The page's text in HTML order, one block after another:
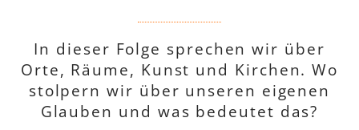
In dieser Folge sprechen wir über
Orte, Räume, Kunst und Kirchen. Wo
stolpern wir über unseren eigenen
Glauben und was bedeutet das?